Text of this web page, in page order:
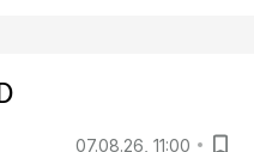
07.08.26, 11:00